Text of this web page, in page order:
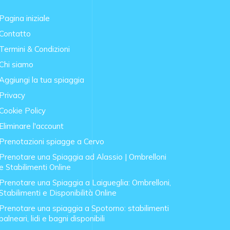
iniziale
& Condizioni
siamo
la tua spiaggia
Policy
l'account
spiagge a Cervo
una Spiaggia ad Alassio | Ombrelloni
Stabilimenti Online
una Spiaggia a Laigueglia: Ombrelloni,
e Disponibilità Online
una spiaggia a Spotorno: stabilimenti
lidi e bagni disponibili